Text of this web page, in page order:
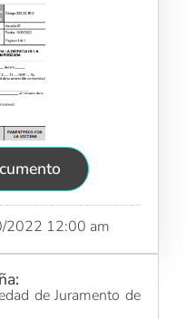
2022 12:00 am
de Juramento de